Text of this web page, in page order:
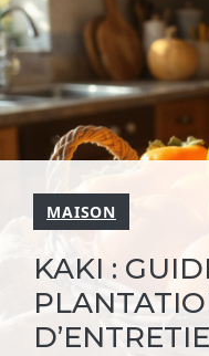
MAISON
KAKI :